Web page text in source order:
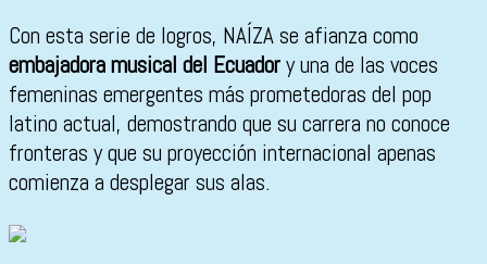
Con esta serie de logros, NAÍZA se afianza como
embajadora musical del Ecuadory una de las voces
femeninas emergentes más prometedoras del pop
latino actual, demostrando que su carrera no conoce
fronteras y que su proyección internacional apenas
comienza a desplegar sus alas.